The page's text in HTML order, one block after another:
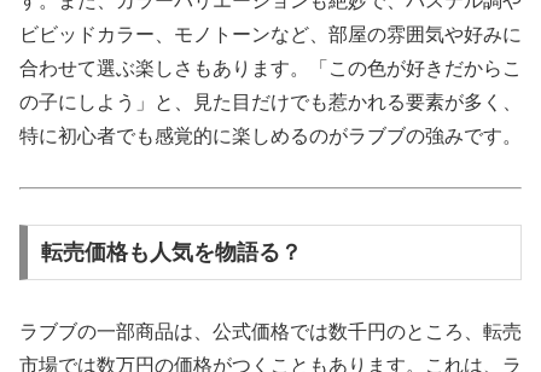
ビビッドカラー、モノトーンなど、部屋の雰囲気や好みに
合わせて選ぶ楽しさもあります。「この色が好きだからこ
の子にしよう」と、見た目だけでも惹かれる要素が多く、
特に初心者でも感覚的に楽しめるのがラブブの強みです。
転売価格も人気を物語る？
ラブブの一部商品は、公式価格では数千円のところ、転売
市場では数万円の価格がつくこともあります。これは、ラ